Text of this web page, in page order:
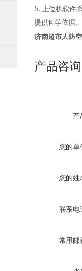
5. 上位机软件
提供科学依据。
济南超市人防
产品咨询
产
您的单
您的姓
联系电
常用邮